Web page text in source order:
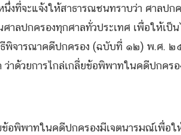
งที่จะแจ้งให้สาธารณชนทราบว่า ศาลป
ศาลปกครองทุกศาลทั่วประเทศ เพื่อให้
ธีพิจารณาคดีปกครอง (ฉบับที่ ๑๒) พ.ศ.
ว่าด้วยการไกล่เกลี่ยข้อพิพาทในคดีปกค
ข้อพิพาทในคดีปกครองมีเจตนารมณ์เพื่อ